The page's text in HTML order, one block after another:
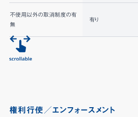
不使用以外の取消制度の有
無
有り
権利行使／エンフォースメント